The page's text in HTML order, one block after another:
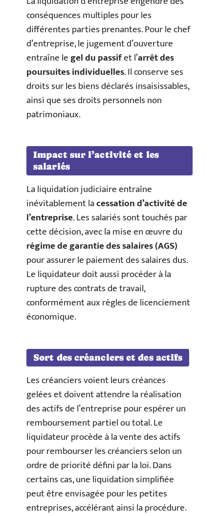
conséquences multiples pour les
différentes parties prenantes. Pour le chef
d’entreprise, le jugement d’ouverture
entraîne legel du passifet l’arrêt des
poursuites individuelles. Il conserve ses
droits sur les biens déclarés insaisissables,
ainsi que ses droits personnels non
patrimoniaux.
Impact sur l’activité et les
salariés
La liquidation judiciaire entraîne
inévitablement lacessation d’activité de
l’entreprise. Les salariés sont touchés par
cette décision, avec la mise en œuvre du
régime de garantie des salaires (AGS)
pour assurer le paiement des salaires dus.
Le liquidateur doit aussi procéder à la
rupture des contrats de travail,
conformément aux règles de licenciement
économique.
Sort des créanciers et des actifs
Les créanciers voient leurs créances
gelées et doivent attendre la réalisation
des actifs de l’entreprise pour espérer un
remboursement partiel ou total. Le
liquidateur procède à la vente des actifs
pour rembourser les créanciers selon un
ordre de priorité défini par la loi. Dans
certains cas, une liquidation simplifiée
peut être envisagée pour les petites
entreprises, accélérant ainsi la procédure.